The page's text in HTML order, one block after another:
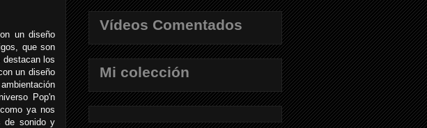
un diseño
que son
los
un diseño
Pop'n
ya nos
de sonido y
Vídeos Comentados
Mi colección